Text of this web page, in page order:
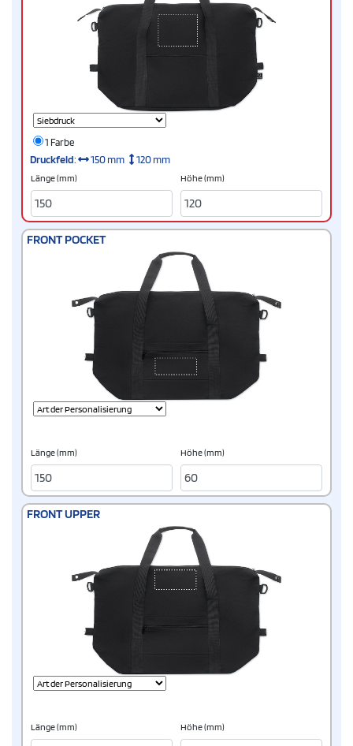
1 Farbe
Druckfeld: 150 mm 120 mm
Länge (mm) Höhe (mm)
FRONT POCKET
Länge (mm) Höhe (mm)
FRONT UPPER
Länge (mm) Höhe (mm)